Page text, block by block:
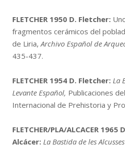
FLETCHER 1950 D. Fletcher:
fragmentos cerámicos del
de Liria, Archivo Español de
435-437.
FLETCHER 1954 D. Fletcher: La
Levante Español, Publicaciones
Internacional de Prehistoria y
FLETCHER/PLA/ALCACER 1965
Alcácer: La Bastida de les